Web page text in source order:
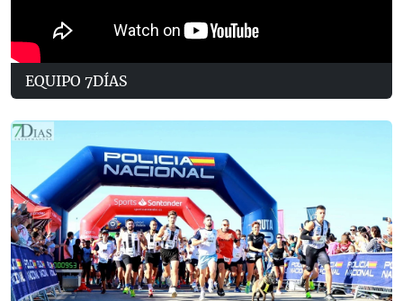
EQUIPO 7DÍAS